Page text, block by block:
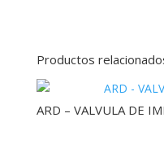
Productos
ARD – VALVULA DE